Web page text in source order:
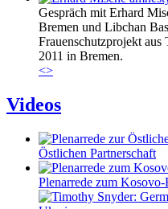
Gespräch mit Erhard
Bremen und Libchan
Frauenschutzprojekt aus
2011 in Bremen.
<>
Videos
Östlichen Partnerschaft
Plenarrede zum